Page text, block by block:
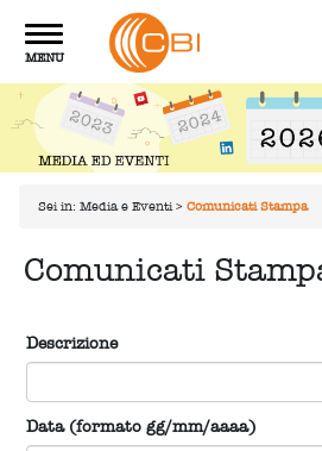
Toggle
navigation
MENU
Sei in: Media e Eventi > Comunicati Stampa
Comunicati
Descrizione
Data (formato gg/mm/aaaa)